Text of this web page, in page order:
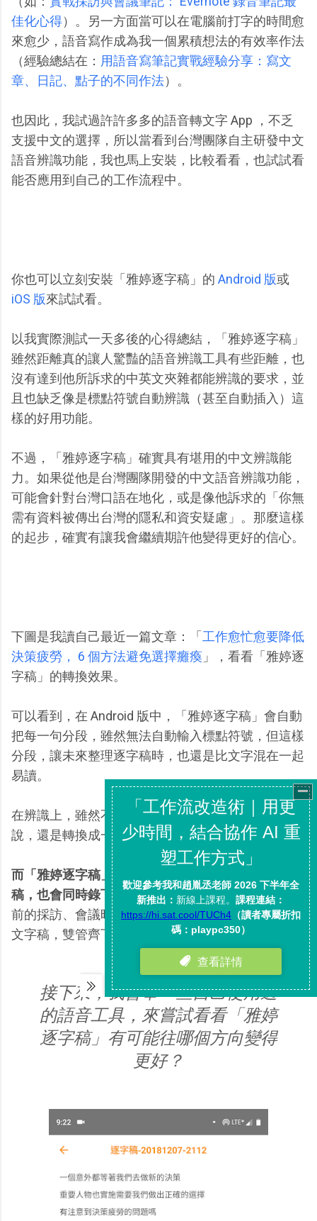
佳化心得）。另一方面當可以在電腦前打字的時間愈
來愈少，語音寫作成為我一個累積想法的有效率作法
（經驗總結在： 用語音寫筆記實戰經驗分享：寫文
章、日記、點子的不同作法）。
也因此，我試過許許多多的語音轉文字 App ，不乏
支援中文的選擇，所以當看到台灣團隊自主研發中文
語音辨識功能，我也馬上安裝，比較看看，也試試看
能否應用到自己的工作流程中。
你也可以立刻安裝「雅婷逐字稿」的 Android 版或
iOS 版來試試看。
以我實際測試一天多後的心得總結，「雅婷逐字稿」
雖然距離真的讓人驚豔的語音辨識工具有些距離，也
沒有達到他所訴求的中英文夾雜都能辨識的要求，並
且也缺乏像是標點符號自動辨識（甚至自動插入）這
樣的好用功能。
不過，「雅婷逐字稿」確實具有堪用的中文辨識能
力。如果從他是台灣團隊開發的中文語音辨識功能，
可能會針對台灣口語在地化，或是像他訴求的「你無
需有資料被傳出台灣的隱私和資安疑慮」。那麼這樣
的起步，確實有讓我會繼續期許他變得更好的信心。
下圖是我讀自己最近一篇文章：「 工作愈忙愈要降低
決策疲勞， 6 個方法避免選擇癱瘓 」，看看「雅婷逐
字稿」的轉換效果。
可以看到，在 Android 版中，「雅婷逐字稿」會自動
把每一句分段，雖然無法自動輸入標點符號，但這樣
分段，讓未來整理逐字稿時，也還是比文字混在一起
易讀。
在辨識上，雖然不是最準確的辨識工具，但整篇來
說，還是轉換成一篇看得懂大概意思的逐字稿。
而「雅婷逐字稿」工作時，除了把語音轉換成文字
稿，也會同時錄下錄音檔。於是當真的要回顧整理之
前的採訪、會議時，可以聽聽錄音檔，或是直接編輯
文字稿，雙管齊下，其實符合真實工作需求。
接下來，我會舉一些自己使用過
的語音工具，來嘗試看看「雅婷
逐字稿」有可能往哪個方向變得
更好？